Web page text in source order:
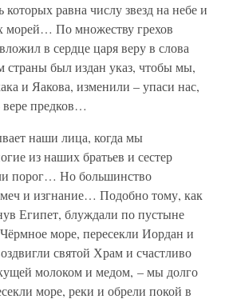
которых равна числу звезд на небе и
морей… По множеству грехов
в сердце царя веру в слова
страны был издан указ, чтобы мы,
и Яакова, изменили – упаси нас,
вере предков…
наши лица, когда мы
из наших братьев и сестер
порог… Но большинство
и изгнание… Подобно тому, как
Египет, блуждали по пустыне
море, пересекли Иордан и
святой Храм и счастливо
молоком и медом, – мы долго
море, реки и обрели покой в